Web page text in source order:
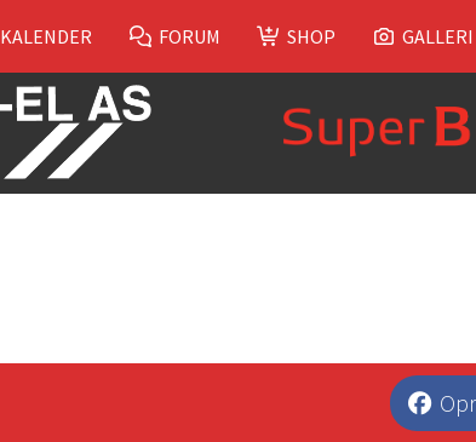
KALENDER FORUM SHOP GALLERI